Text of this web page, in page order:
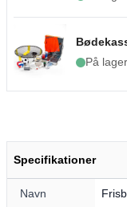
På lager
Specifikationer
Navn